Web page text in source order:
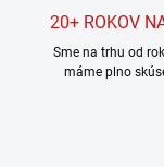
20+ ROKOV
Sme na trhu od
máme plno